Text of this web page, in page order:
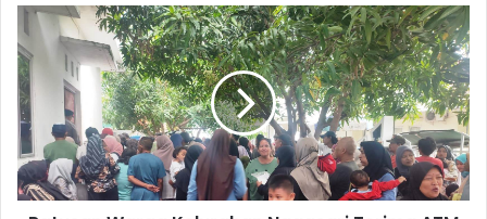
Ratusan
Warga
Kelurahan
Nagasari
Terima
ATM
Bansos